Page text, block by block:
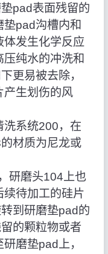
pad表面残留的
pad沟槽内和
发生化学反应
纯水的冲洗和
更易被去除，
产生划伤的风
洗系统200，在
材质为尼龙或
研磨头104上也
续待加工的硅片
到研磨垫pad的
的颗粒物或者
磨垫pad上，